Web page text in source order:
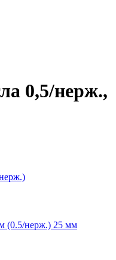
0,5/нерж.,
(0.5/нерж.) 25 мм